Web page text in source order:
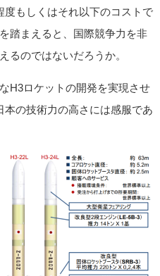
度もしくはそれ以下のコストで
踏まえると、国際競争力を非
るのではないだろうか。
H3ロケットの開発を実現させ
の技術力の高さには感服であ